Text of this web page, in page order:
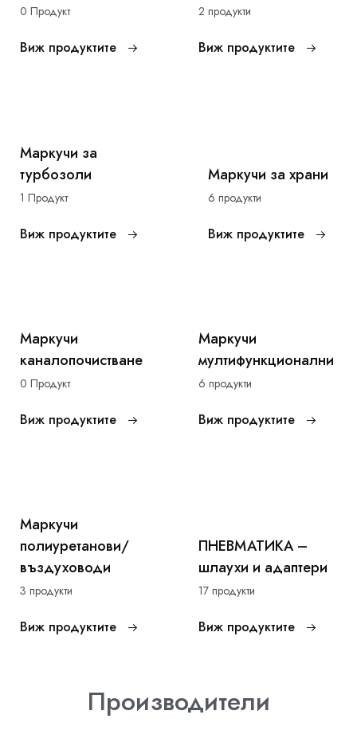
0 Продукт
Виж продуктите
2 продукти
Виж продуктите
Маркучи за
турбозоли
1 Продукт
Виж продуктите
Маркучи за храни
6 продукти
Виж продуктите
Маркучи
каналопочистване
0 Продукт
Виж продуктите
Маркучи
мултифункционални
6 продукти
Виж продуктите
Маркучи
полиуретанови/
въздуховоди
3 продукти
Виж продуктите
ПНЕВМАТИКА –
шлаухи и адаптери
17 продукти
Виж продуктите
Производители